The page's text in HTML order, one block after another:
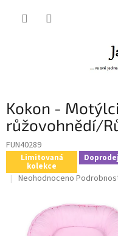
Kokon - Motýlci
růžovohnědí/
FUN40289
Limitovaná
kolekce
Doprodej
Průměrné
Neohodnoceno